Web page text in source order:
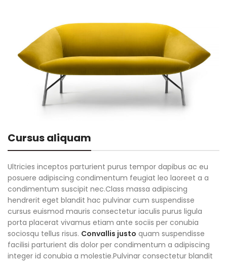
Cursus aliquam
Ultricies inceptos parturient purus tempor dapibus ac eu
posuere adipiscing condimentum feugiat leo laoreet a a
condimentum suscipit nec.Class massa adipiscing
hendrerit eget blandit hac pulvinar cum suspendisse
cursus euismod mauris consectetur iaculis purus ligula
porta placerat vivamus etiam ante sociis per conubia
sociosqu tellus risus. Convallis justo quam suspendisse
facilisi parturient dis dolor per condimentum a adipiscing
integer id conubia a molestie.Pulvinar consectetur blandit